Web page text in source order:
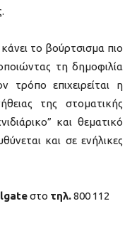
το βούρτσισμα πιο
τη δημοφιλία
επιχειρείται η
της στοματικής
και θεματικό
και σε ενήλικες
στο τηλ.800 112